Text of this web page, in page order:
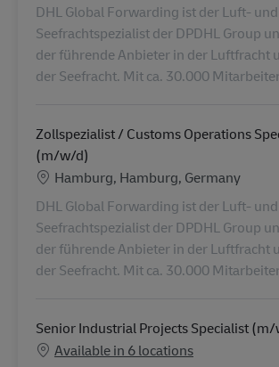
DHL Global Forwarding ist der Luft- und
Seefrachtspezialist der DPDHL Group
der führende Anbieter in der Luftfracht
der Seefracht. Mit ca. 30.000
Zollspezialist / Customs Operations
(m/w/d)
Location
Hamburg, Hamburg, Germany
DHL Global Forwarding ist der Luft- und
Seefrachtspezialist der DPDHL Group
der führende Anbieter in der Luftfracht
der Seefracht. Mit ca. 30.000
Senior Industrial Projects Specialist
Available in 6 locations